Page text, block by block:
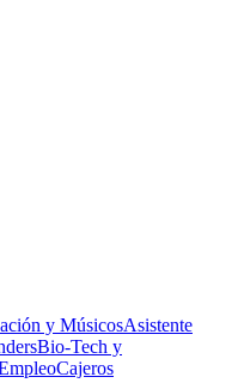
y MúsicosAsistente
Bio-Tech y
Cajeros